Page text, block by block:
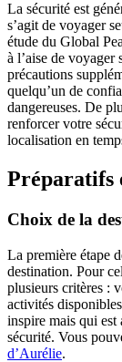
La sécurité est
s’agit de voyager
étude du Global
à l’aise de voyager
précautions
quelqu’un de
dangereuses. De
renforcer votre
localisation en
Préparatifs
Choix de la
La première étape
destination. Pour
plusieurs critères :
activités
inspire mais qui est
sécurité. Vous
d’Aurélie.